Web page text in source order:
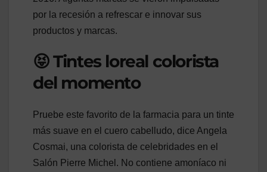
por la recesión a refrescar e innovar sus
productos y marcas.
😝 Tintes loreal colorista
del momento
Pruebe este favorito de la farmacia para un tinte
más suave en el cuero cabelludo, dice Angela
Cosmai, una colorista de celebridades en el
Salón Pierre Michel. No contiene amoníaco ni